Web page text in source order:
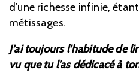
d’une richesse infinie,
métissages.
J’ai toujours l’habitude de
vu que tu l’as dédicacé à